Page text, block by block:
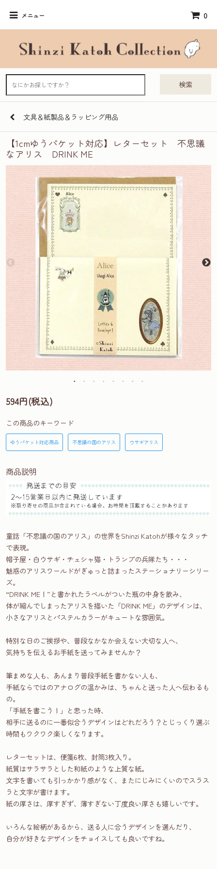
メニュー 0
検索
文具＆紙製品＆ラッピング用品
【1cmゆうパケット対応】レターセット 不思議
なアリス DRINK ME
594円(税込)
この商品のキーワード
ゆうパケット対応商品 不思議の国のアリス ウサギアリス
商品説明
童話「不思議の国のアリス」の世界をShinzi Katohが様々なタッチ
で表現。
帽子屋・白ウサギ・チェシャ猫・トランプの兵隊たち・・・
魅惑のアリスワールドがぎゅっと詰まったステーショナリーシリー
ズ。
“DRINK ME！”と書かれたラベルがついた瓶の中身を飲み、
体が縮んでしまったアリスを描いた「DRINK ME」のデザインは、
小さなアリスとパステルカラーがキュートな雰囲気。
特別な日のご挨拶や、普段なかなか会えない大切な人へ、
気持ちを伝えるお手紙を送ってみませんか？
筆まめな人も、あんまり普段手紙を書かない人も、
手紙ならではのアナログの温かみは、ちゃんと送った人へ伝わるも
の。
「手紙を書こう！」と思った時、
相手に送るのに一番似合うデザインはどれだろう？とじっくり選ぶ
時間もワクワク楽しくなります。
レターセットは、便箋6枚、封筒3枚入り。
紙質はサラサラとした和紙のような上質な紙。
文字を書いても引っかかり感がなく、またにじみにくいのでスラス
ラと文字が書けます。
紙の厚さは、厚すぎず、薄すぎない丁度良い厚さも嬉しいです。
いろんな絵柄があるから、送る人に合うデザインを選んだり、
自分が好きなデザインをチョイスしても良いですね。